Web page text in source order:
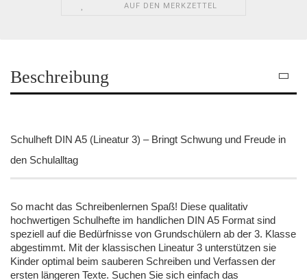
AUF DEN MERKZETTEL
Beschreibung
Schulheft DIN A5 (Lineatur 3) – Bringt Schwung und Freude in
den Schulalltag
So macht das Schreibenlernen Spaß! Diese qualitativ
hochwertigen Schulhefte im handlichen DIN A5 Format sind
speziell auf die Bedürfnisse von Grundschülern ab der 3. Klasse
abgestimmt. Mit der klassischen Lineatur 3 unterstützen sie
Kinder optimal beim sauberen Schreiben und Verfassen der
ersten längeren Texte. Suchen Sie sich einfach das